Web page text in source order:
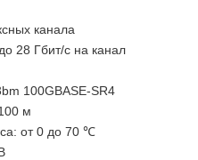
канала
28 Гбит/с на канал
100GBASE-SR4
м
от 0 до 70 ℃